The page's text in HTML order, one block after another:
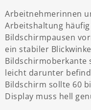
Arbeitnehmerinnen
Arbeitshaltung
Bildschirmpausen
ein stabiler
Bildschirmoberkante
leicht darunter
Bildschirm sollte 60
Display muss hell